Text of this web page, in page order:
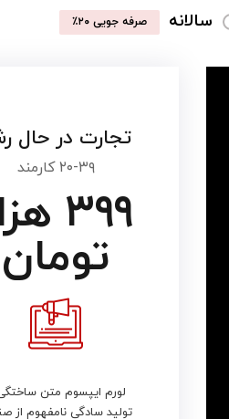
سالانه صرفه جویی ۲۰٪
تجارت در حال
۲۰-۳۹ کارمند
۳۹۹
تومان
لورم ایپسوم متن
تولید سادگی نامفهوم از